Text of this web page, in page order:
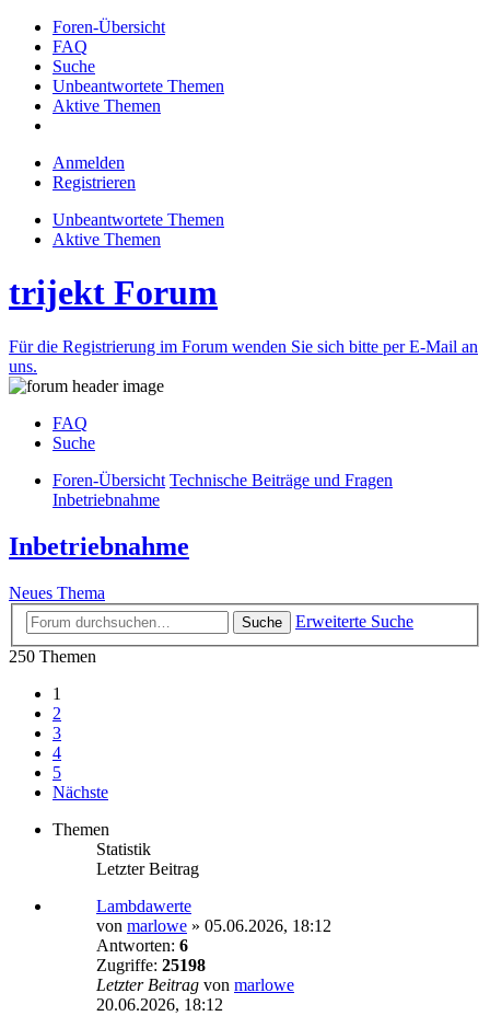
Foren-Übersicht
FAQ
Suche
Unbeantwortete Themen
Aktive Themen
Anmelden
Registrieren
Unbeantwortete Themen
Aktive Themen
trijekt Forum
Für die Registrierung im Forum wenden Sie sich bitte per E-Mail an
uns.
FAQ
Suche
Foren-Übersicht Technische Beiträge und Fragen
Inbetriebnahme
Inbetriebnahme
Neues Thema
Suche
Erweiterte Suche
250 Themen
1
2
3
4
5
Nächste
Themen
Statistik
Letzter Beitrag
Lambdawerte
von marlowe » 05.06.2026, 18:12
Antworten: 6
Zugriffe: 25198
Letzter Beitrag von marlowe
20.06.2026, 18:12